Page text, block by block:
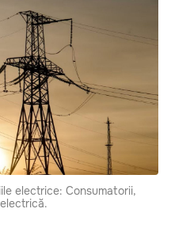
electrice: Consumatorii,